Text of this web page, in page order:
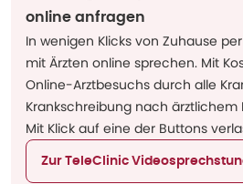
online anfragen
In wenigen Klicks von Zuhause
mit Ärzten online sprechen. Mit
Online-Arztbesuchs durch alle
Krankschreibung nach ärztlichem
Mit Klick auf eine der Buttons
Zur TeleClinic